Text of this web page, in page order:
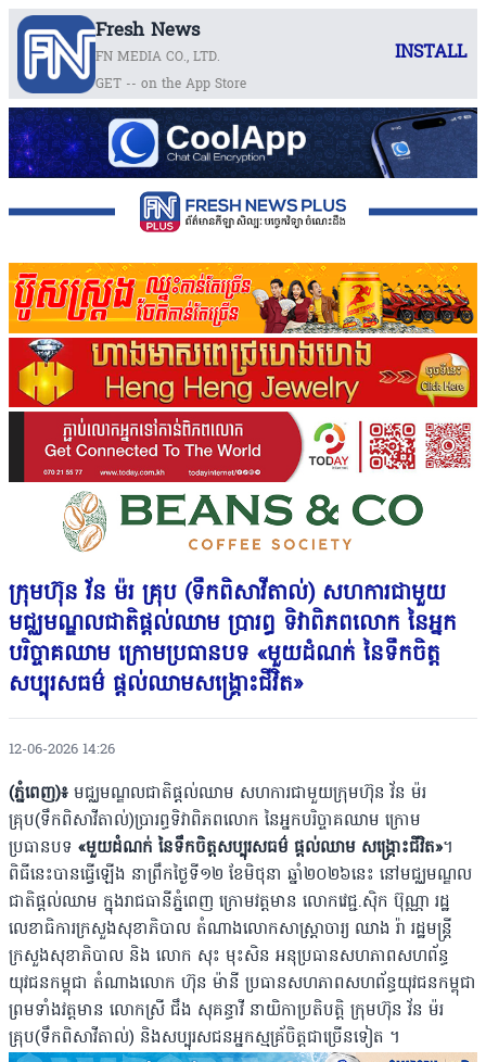
Fresh News
FN MEDIA CO., LTD.
GET -- on the App Store
INSTALL
ក្រុមហ៊ុន វ័ន ម៉រ គ្រុប (ទឹកពិសាវីតាល់) សហការជាមួយ
មជ្ឈមណ្ឌលជាតិផ្តល់ឈាម ប្រារព្ធ ទិវាពិភពលោក នៃអ្នក
បរិច្ចាគឈាម ក្រោមប្រធានបទ «មួយដំណក់ នៃទឹកចិត្ដ
សប្បុរសធម៌ ផ្ដល់ឈាមសង្គ្រោះជីវិត»
12-06-2026 14:26
(ភ្នំពេញ)៖ មជ្ឈមណ្ឌលជាតិផ្តល់ឈាម សហការជាមួយក្រុមហ៊ុន វ័ន ម៉រ
គ្រុប(ទឹកពិសាវីតាល់)ប្រារព្ធទិវាពិភពលោក នៃអ្នកបរិច្ចាគឈាម ក្រោម
ប្រធានបទ «មួយដំណក់ នៃទឹកចិត្ដសប្បុរសធម៌ ផ្ដល់ឈាម សង្គ្រោះជីវិត»។
ពិធីនេះបានធ្វើឡើង នាព្រឹកថ្ងៃទី១២ ខែមិថុនា ឆ្នាំ២០២៦នេះ នៅមជ្ឈមណ្ឌល
ជាតិផ្តល់ឈាម ក្នុងរាជធានីភ្នំពេញ ក្រោមវត្តមាន លោកវេជ្ជ.ស៊ិក ប៊ុណ្ណា រដ្ឋ
លេខាធិការក្រសួងសុខាភិបាល តំណាងលោកសាស្ត្រាចារ្យ ឈាង រ៉ា រដ្ឋមន្ត្រី
ក្រសួងសុខាភិបាល និង លោក សុះ មុះសិន អនុប្រធានសហភាពសហព័ន្ធ
យុវជនកម្ពុជា តំណាងលោក ហ៊ុន ម៉ានី ប្រធានសហភាពសហព័ន្ធយុវជនកម្ពុជា
ព្រមទាំងវត្តមាន លោកស្រី ជឹង សុគន្ធាវី នាយិកាប្រតិបត្តិ ក្រុមហ៊ុន វ័ន ម៉រ
គ្រុប(ទឹកពិសាវីតាល់) និងសប្បុរសជនអ្នកស្មគ្រ័ចិត្តជាច្រើនទៀត ។